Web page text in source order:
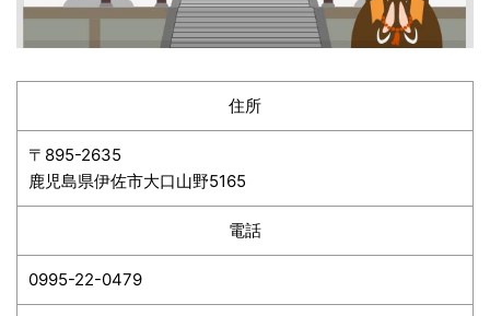
住所
〒895-2635
鹿児島県伊佐市大口山野5165
電話
0995-22-0479